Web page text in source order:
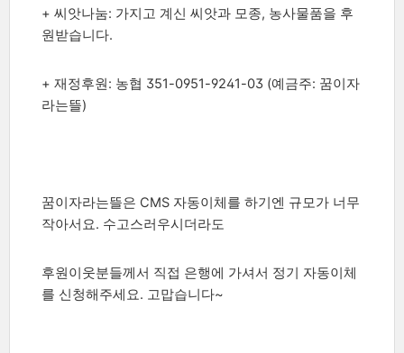
+ 씨앗나눔: 가지고 계신 씨앗과 모종, 농사물품을 후
원받습니다.
+ 재정후원: 농협 351-0951-9241-03 (예금주: 꿈이자
라는뜰)
꿈이자라는뜰은 CMS 자동이체를 하기엔 규모가 너무
작아서요. 수고스러우시더라도
후원이웃분들께서 직접 은행에 가셔서 정기 자동이체
를 신청해주세요. 고맙습니다~